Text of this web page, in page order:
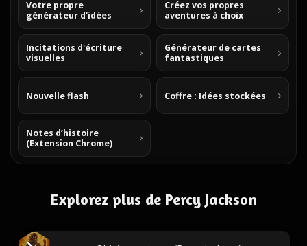
Votre propre
générateur d'idées
Créez vos propres
aventures à choix
Incitations d'écriture
visuelles
Générateur de cartes
fantastiques
Nouvelle flash Coffre : Idées stockées
Notes d’histoire
(Extension Chrome)
Explorez plus de Percy Jackson